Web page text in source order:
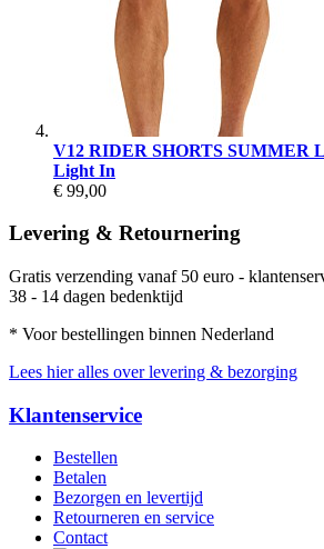
V12 RIDER SHORTS SUMMER
Light In
€ 99,00
Levering & Retournering
Gratis verzending vanaf 50 euro -
38 - 14 dagen bedenktijd
* Voor bestellingen binnen Nederland
Lees hier alles over levering & bezorging
Klantenservice
Bestellen
Betalen
Bezorgen en levertijd
Retourneren en service
Contact